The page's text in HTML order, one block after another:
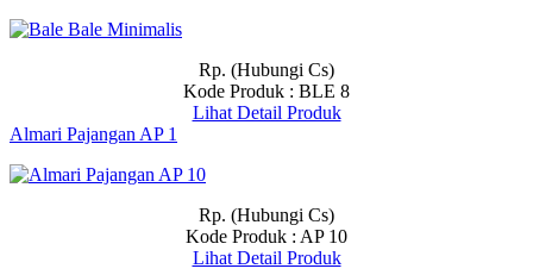
Rp. (Hubungi Cs)
Kode Produk : BLE 8
Lihat Detail Produk
Almari Pajangan AP 1
Rp. (Hubungi Cs)
Kode Produk : AP 10
Lihat Detail Produk